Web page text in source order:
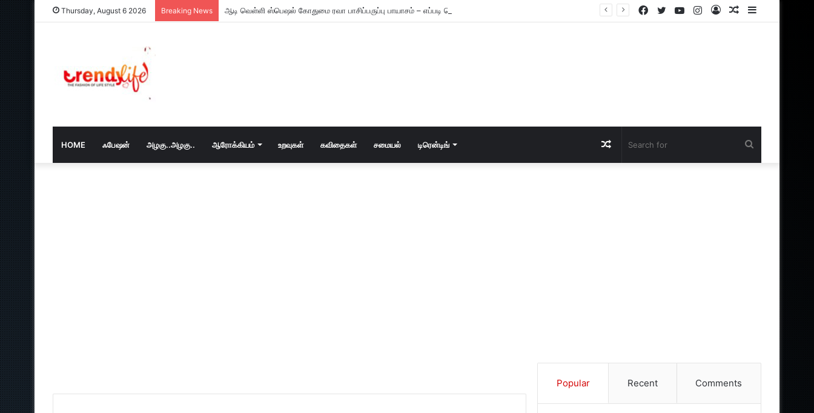
Thursday, August 6 2026 Breaking News ஆடி வெள்ளி ஸ்பெஷல் கோதுமை ரவா பாசிப்பருப்பு பாயாசம் – எப்படி செய்யணும் தெரியுமா? Sidebar
Random
Log
Instagram
YouTube
Twitter
Facebook
HOME ஃபேஷன் அழகு..அழகு.. ஆரோக்கியம் உறவுகள் கவிதைகள் சமையல் டிரென்டிங் Random
Popular Recent Comments